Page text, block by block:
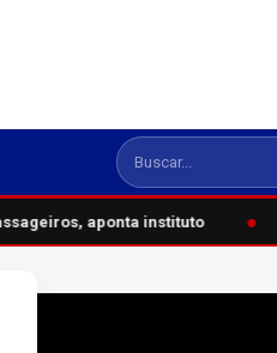
aponta instituto